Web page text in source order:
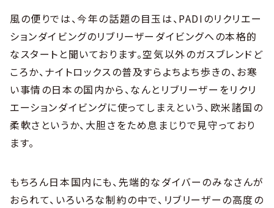
風の便りでは、今年の話題の目玉は、PADIのリクリエー
ションダイビングのリブリーザーダイビングへの本格的
なスタートと聞いております。空気以外のガスブレンドど
ころか、ナイトロックスの普及すらよちよち歩きの、お寒
い事情の日本の国内から、なんとリブリーザーをリクリ
エーションダイビングに使ってしまえという、欧米諸国の
柔軟さというか、大胆さをため息まじりで見守っており
ます。
もちろん日本国内にも、先端的なダイバーのみなさんが
おられて、いろいろな制約の中で、リブリーザーの高度の